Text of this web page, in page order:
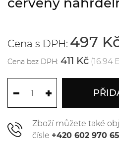
Cena s DPH: 497
Cena bez DPH: 411 Kč (16.94
Zboží můžete také
čísle +420 602 970